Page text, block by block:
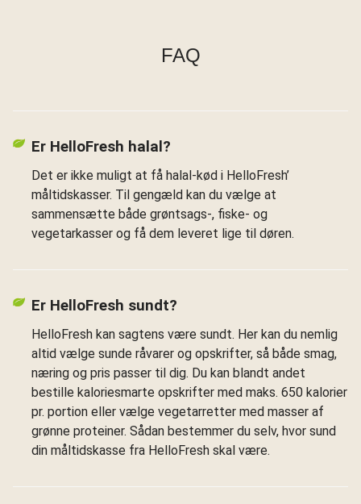
FAQ
Er HelloFresh halal?
Det er ikke muligt at få halal-kød i HelloFresh’
måltidskasser. Til gengæld kan du vælge at
sammensætte både grøntsags-, fiske- og
vegetarkasser og få dem leveret lige til døren.
Er HelloFresh sundt?
HelloFresh kan sagtens være sundt. Her kan du nemlig
altid vælge sunde råvarer og opskrifter, så både smag,
næring og pris passer til dig. Du kan blandt andet
bestille kaloriesmarte opskrifter med maks. 650 kalorier
pr. portion eller vælge vegetarretter med masser af
grønne proteiner. Sådan bestemmer du selv, hvor sund
din måltidskasse fra HelloFresh skal være.